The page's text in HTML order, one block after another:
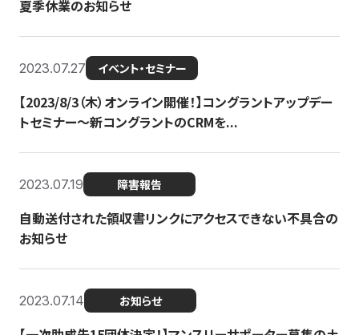
夏季休業のお知らせ
2023.07.27 イベント・セミナー
【2023/8/3（木）オンライン開催！】コングラントアップデー
トセミナー〜新コングラントのCRMを...
2023.07.19 障害報告
自動送付された領収書リンクにアクセスできない不具合の
お知らせ
2023.07.14 お知らせ